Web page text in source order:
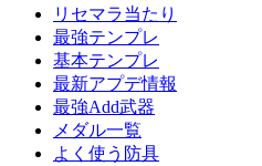
リセマラ当たり
最強テンプレ
基本テンプレ
最新アプデ情報
最強Add武器
メダル一覧
よく使う防具